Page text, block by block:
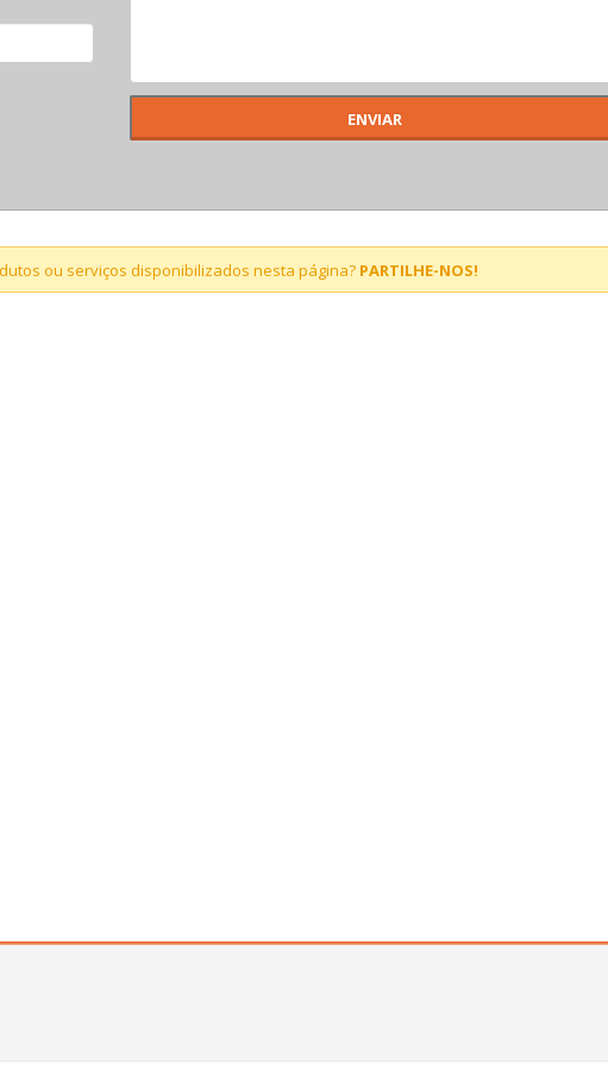
ou serviços disponibilizados nesta página? PARTILHE-NOS!